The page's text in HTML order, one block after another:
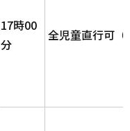
17時00
分
全児童直行可（